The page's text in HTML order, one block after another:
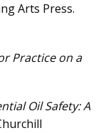
Arts Press.
Practice on a
Oil Safety: A